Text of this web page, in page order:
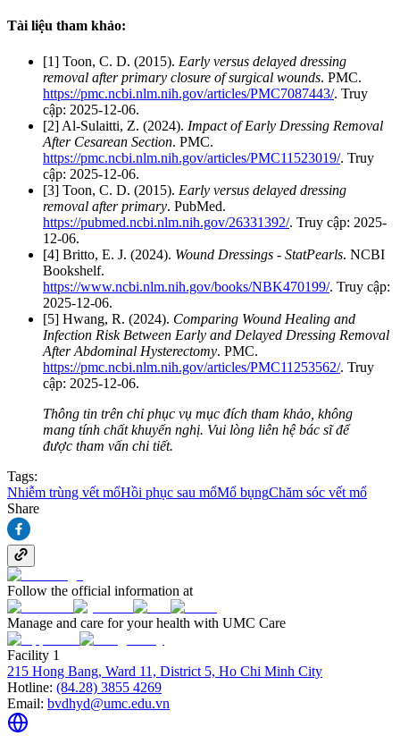
Tài liệu tham khảo:
[1] Toon, C. D. (2015). Early versus delayed dressing
removal after primary closure of surgical wounds. PMC.
https://pmc.ncbi.nlm.nih.gov/articles/PMC7087443/. Truy
cập: 2025-12-06.
[2] Al-Sulaitti, Z. (2024). Impact of Early Dressing Removal
After Cesarean Section. PMC.
https://pmc.ncbi.nlm.nih.gov/articles/PMC11523019/. Truy
cập: 2025-12-06.
[3] Toon, C. D. (2015). Early versus delayed dressing
removal after primary. PubMed.
https://pubmed.ncbi.nlm.nih.gov/26331392/. Truy cập: 2025-
12-06.
[4] Britto, E. J. (2024). Wound Dressings - StatPearls. NCBI
Bookshelf.
https://www.ncbi.nlm.nih.gov/books/NBK470199/. Truy cập:
2025-12-06.
[5] Hwang, R. (2024). Comparing Wound Healing and
Infection Risk Between Early and Delayed Dressing Removal
After Abdominal Hysterectomy. PMC.
https://pmc.ncbi.nlm.nih.gov/articles/PMC11253562/. Truy
cập: 2025-12-06.
Thông tin trên chỉ phục vụ mục đích tham khảo, không
mang tính chất khuyến nghị. Vui lòng liên hệ bác sĩ để
được tham vấn chi tiết.
Tags:
Nhiễm trùng vết mổHồi phục sau mổMổ bụngChăm sóc vết mổ
Share
Follow the official information at
Manage and care for your health with UMC Care
Facility 1
215 Hong Bang, Ward 11, District 5, Ho Chi Minh City
Hotline: (84.28) 3855 4269
Email: bvdhyd@umc.edu.vn